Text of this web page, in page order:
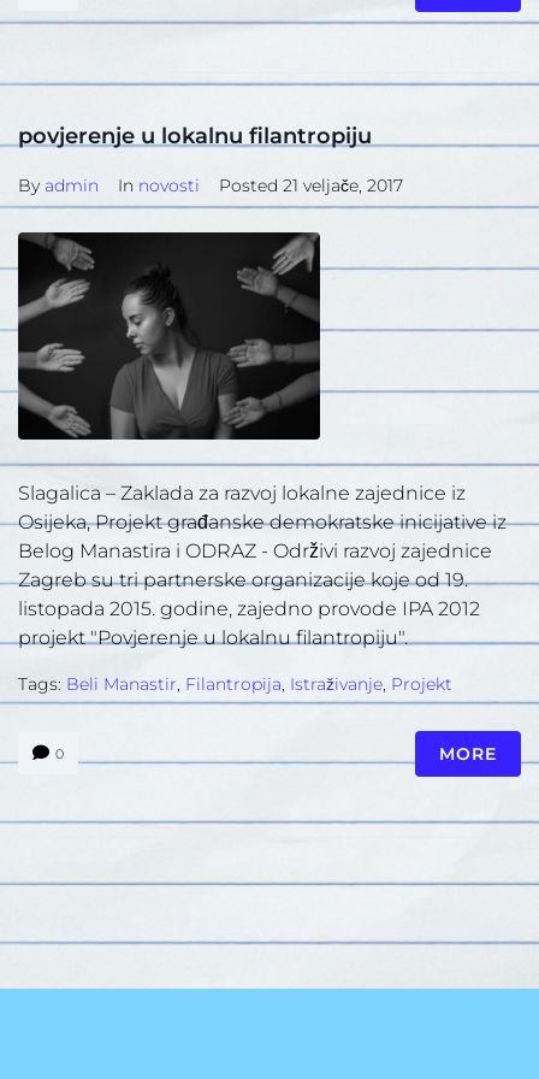
povjerenje u lokalnu filantropiju
By admin In novosti Posted 21 veljače, 2017
Slagalica – Zaklada za razvoj lokalne zajednice iz
Osijeka, Projekt građanske demokratske inicijative iz
Belog Manastira i ODRAZ - Održivi razvoj zajednice
Zagreb su tri partnerske organizacije koje od 19.
listopada 2015. godine, zajedno provode IPA 2012
projekt "Povjerenje u lokalnu filantropiju".
Tags: Beli Manastir Filantropija Istraživanje Projekt
0 MORE